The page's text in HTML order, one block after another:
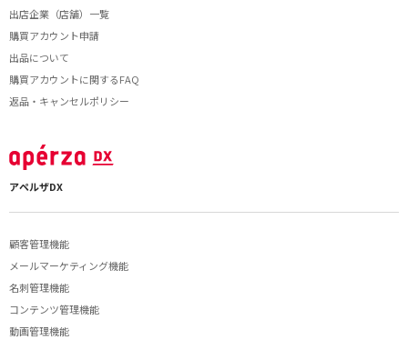
出店企業（店舗）一覧
購買アカウント申請
出品について
購買アカウントに関するFAQ
返品・キャンセルポリシー
アペルザDX
顧客管理機能
メールマーケティング機能
名刺管理機能
コンテンツ管理機能
動画管理機能